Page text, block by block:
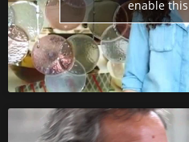
enable